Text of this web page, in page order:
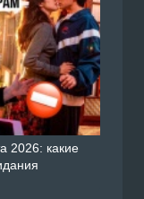
2026: какие